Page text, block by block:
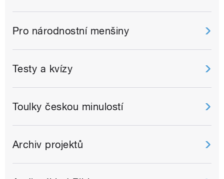
Pro národnostní menšiny
Testy a kvízy
Toulky českou minulostí
Archiv projektů